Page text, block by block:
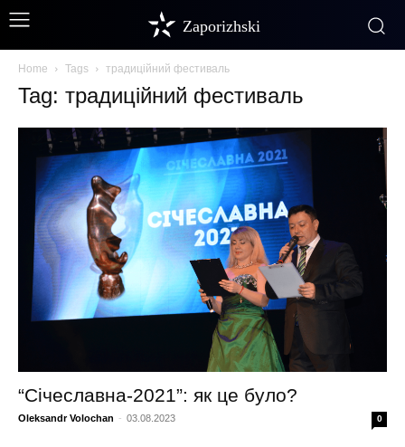
Zaporizhski
Home Tags традиційний фестиваль
Tag: традиційний фестиваль
“Січеславна-2021”: як це було?
Oleksandr Volochan - 03.08.2023 0